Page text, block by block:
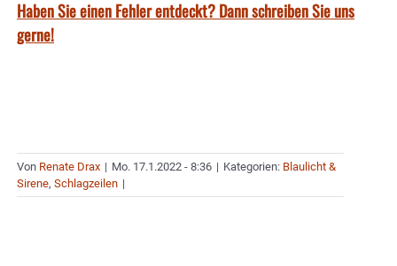
Haben Sie einen Fehler entdeckt? Dann schreiben Sie uns
gerne!
Von Renate Drax | Mo. 17.1.2022 - 8:36 | Kategorien: Blaulicht &
Sirene, Schlagzeilen |